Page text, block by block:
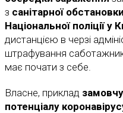
з санітарної
Національної поліції у
дистанцією в черзі
штрафування
має почати з себе.
Власне, приклад
потенціалу